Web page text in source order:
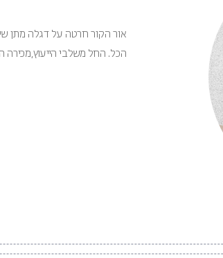
אור הקור חרטה על דגלה מתן
הכל. החל משלבי הייעוץ,מכירה